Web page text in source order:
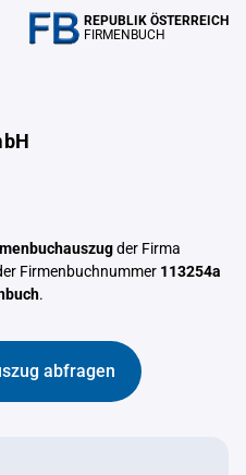
REPUBLIK ÖSTERREICH
FIRMENBUCH
der Firma
Firmenbuchnummer 113254a
.
abfragen